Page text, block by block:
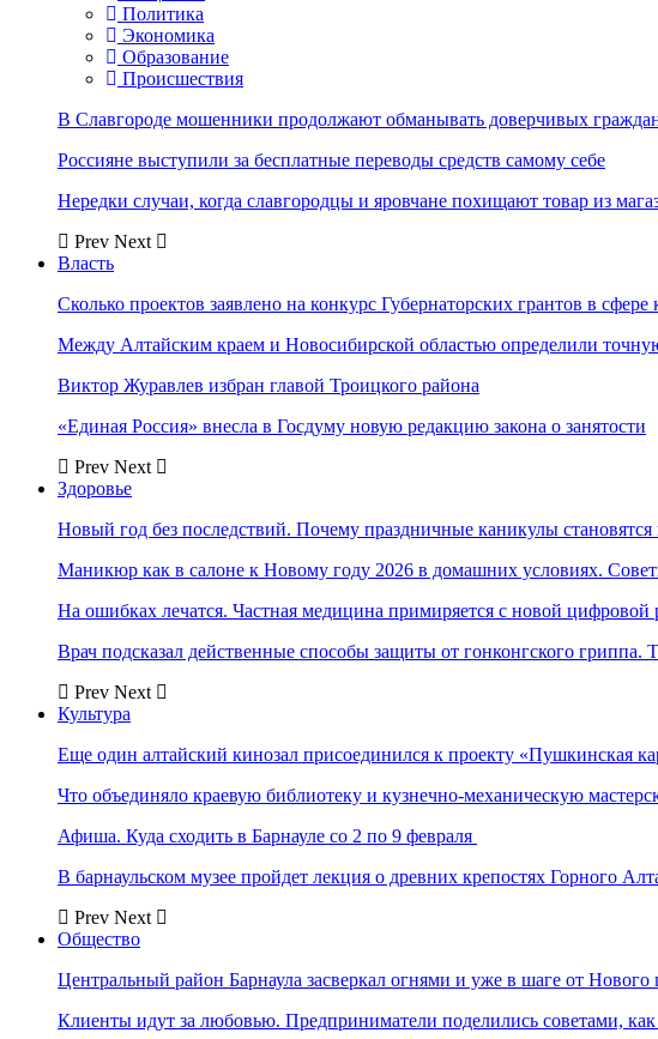
Политика
Экономика
Образование
Происшествия
В Славгороде мошенники продолжают обманывать доверчивых
Россияне выступили за бесплатные переводы средств самому себе
Нередки случаи, когда славгородцы и яровчане похищают товар из
Prev Next
Власть
Сколько проектов заявлено на конкурс Губернаторских грантов в сфере
Между Алтайским краем и Новосибирской областью определили
Виктор Журавлев избран главой Троицкого района
«Единая Россия» внесла в Госдуму новую редакцию закона о занятости
Prev Next
Здоровье
Новый год без последствий. Почему праздничные каникулы
Маникюр как в салоне к Новому году 2026 в домашних условиях.
На ошибках лечатся. Частная медицина примиряется с новой цифровой
Врач подсказал действенные способы защиты от гонконгского
Prev Next
Культура
Еще один алтайский кинозал присоединился к проекту «Пушкинская
Что объединяло краевую библиотеку и кузнечно-механическую
Афиша. Куда сходить в Барнауле со 2 по 9 февраля
В барнаульском музее пройдет лекция о древних крепостях Горного
Prev Next
Общество
Центральный район Барнаула засверкал огнями и уже в шаге от Нового
Клиенты идут за любовью. Предприниматели поделились советами,